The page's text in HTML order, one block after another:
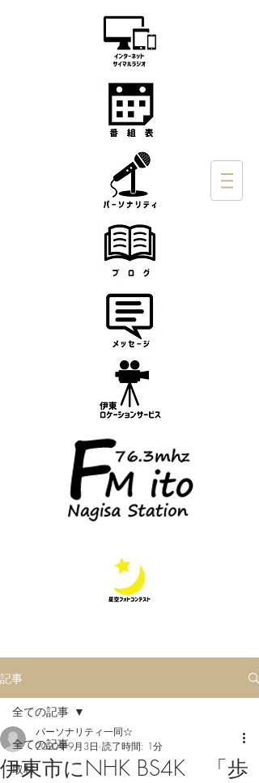
記事
全ての記事
取材
全ての記事
伊東市にNHK BS4K 「歩
パーソナリティ一同☆
2020年9月3日 読了時間: 1分